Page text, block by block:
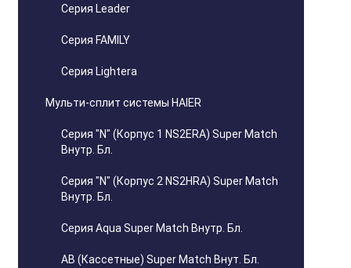
Серия Leader
Серия FAMILY
Серия Lightera
Мульти-сплит системы HAIER
Серия "N" (Корпус 1 NS2ERA) Super Match
Внутр. Бл.
Серия "N" (Корпус 2 NS2HRA) Super Match
Внутр. Бл.
Серия Aqua Super Match Внутр. Бл.
AB (Кассетные) Super Match Внут. Бл.